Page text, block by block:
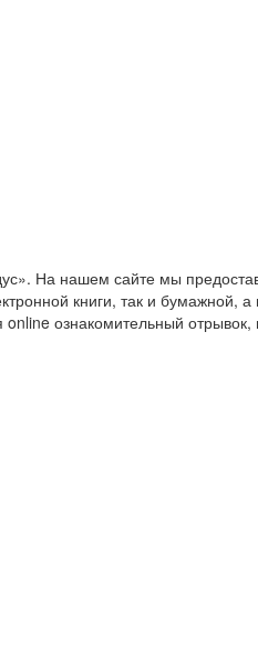
На нашем сайте мы
книги, так и бумажной, а
ознакомительный отрывок,